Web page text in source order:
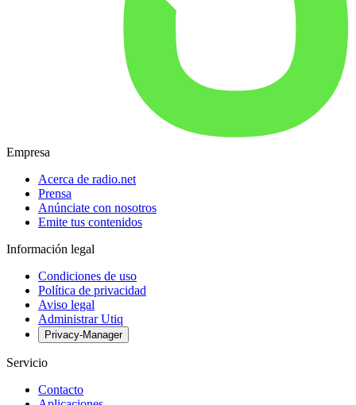
Empresa
Acerca de radio.net
Prensa
Anúnciate con nosotros
Emite tus contenidos
Información legal
Condiciones de uso
Política de privacidad
Aviso legal
Administrar Utiq
Privacy-Manager
Servicio
Contacto